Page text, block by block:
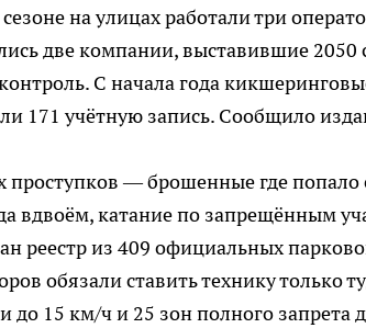
на улицах работали три
две компании, выставившие
С начала года
171 учётную запись. Сообщило
проступков — брошенные где
вдвоём, катание по запрещённым
реестр из 409 официальных
обязали ставить технику только
до 15 км/ч и 25 зон полного